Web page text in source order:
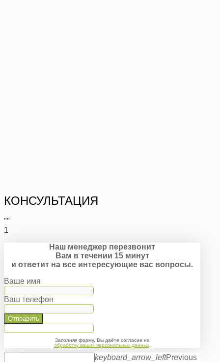
КОНСУЛЬТАЦИЯ
""
1
Наш менеджер перезвонит
Вам в течении 15 минут
и ответит на все интересующие вас вопросы.
Ваше имя
Ваш телефон
Отправить
Заполняя форму, Вы даёте согласие на
обработку ваших персональных данных.
keyboard_arrow_leftPrevious